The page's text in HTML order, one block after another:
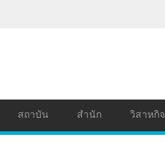
สถาบัน สำนัก วิสาหกิจ